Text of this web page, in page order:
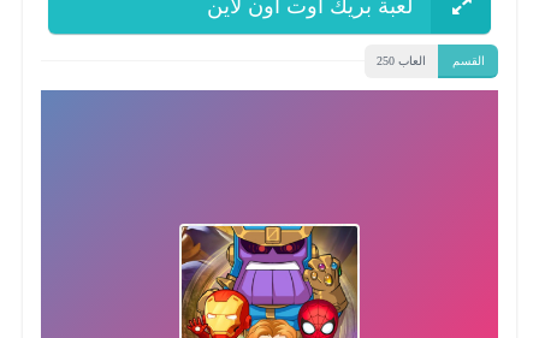
لعبة بريك اوت اون لاين
القسم العاب 250